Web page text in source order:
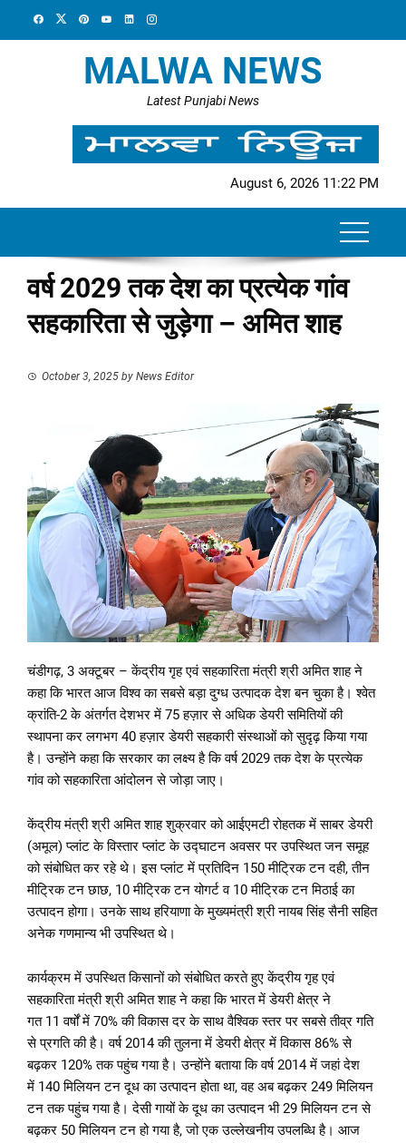
MALWA NEWS
Latest Punjabi News
August 6, 2026 11:22 PM
वर्ष 2029 तक देश का प्रत्येक गांव
सहकारिता से जुड़ेगा – अमित शाह
October 3, 2025 by News Editor
चंडीगढ़, 3 अक्टूबर – केंद्रीय गृह एवं सहकारिता मंत्री श्री अमित शाह ने
कहा कि भारत आज विश्व का सबसे बड़ा दुग्ध उत्पादक देश बन चुका है। श्वेत
क्रांति-2 के अंतर्गत देशभर में 75 हज़ार से अधिक डेयरी समितियों की
स्थापना कर लगभग 40 हज़ार डेयरी सहकारी संस्थाओं को सुदृढ़ किया गया
है। उन्होंने कहा कि सरकार का लक्ष्य है कि वर्ष 2029 तक देश के प्रत्येक
गांव को सहकारिता आंदोलन से जोड़ा जाए।
केंद्रीय मंत्री श्री अमित शाह शुक्रवार को आईएमटी रोहतक में साबर डेयरी
(अमूल) प्लांट के विस्तार प्लांट के उद्घाटन अवसर पर उपस्थित जन समूह
को संबोधित कर रहे थे। इस प्लांट में प्रतिदिन 150 मीट्रिक टन दही, तीन
मीट्रिक टन छाछ, 10 मीट्रिक टन योगर्ट व 10 मीट्रिक टन मिठाई का
उत्पादन होगा। उनके साथ हरियाणा के मुख्यमंत्री श्री नायब सिंह सैनी सहित
अनेक गणमान्य भी उपस्थित थे।
कार्यक्रम में उपस्थित किसानों को संबोधित करते हुए केंद्रीय गृह एवं
सहकारिता मंत्री श्री अमित शाह ने कहा कि भारत में डेयरी क्षेत्र ने
गत 11 वर्षों में 70% की विकास दर के साथ वैश्विक स्तर पर सबसे तीव्र गति
से प्रगति की है। वर्ष 2014 की तुलना में डेयरी क्षेत्र में विकास 86% से
बढ़कर 120% तक पहुंच गया है। उन्होंने बताया कि वर्ष 2014 में जहां देश
में 140 मिलियन टन दूध का उत्पादन होता था, वह अब बढ़कर 249 मिलियन
टन तक पहुंच गया है। देसी गायों के दूध का उत्पादन भी 29 मिलियन टन से
बढ़कर 50 मिलियन टन हो गया है, जो एक उल्लेखनीय उपलब्धि है। आज